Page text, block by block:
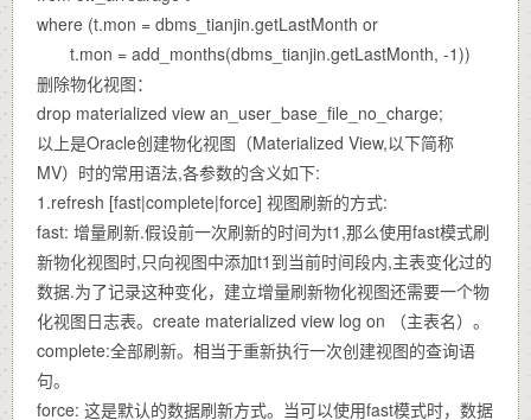
where (t.mon = dbms_tianjin.getLastMonth or
t.mon = add_months(dbms_tianjin.getLastMonth, -1))
删除物化视图：
drop materialized view an_user_base_file_no_charge;
以上是Oracle创建物化视图（Materialized View,以下简称
MV）时的常用语法,各参数的含义如下:
1.refresh [fast|complete|force] 视图刷新的方式:
fast: 增量刷新.假设前一次刷新的时间为t1,那么使用fast模式刷
新物化视图时,只向视图中添加t1到当前时间段内,主表变化过的
数据.为了记录这种变化，建立增量刷新物化视图还需要一个物
化视图日志表。create materialized view log on （主表名）。
complete:全部刷新。相当于重新执行一次创建视图的查询语
句。
force: 这是默认的数据刷新方式。当可以使用fast模式时，数据